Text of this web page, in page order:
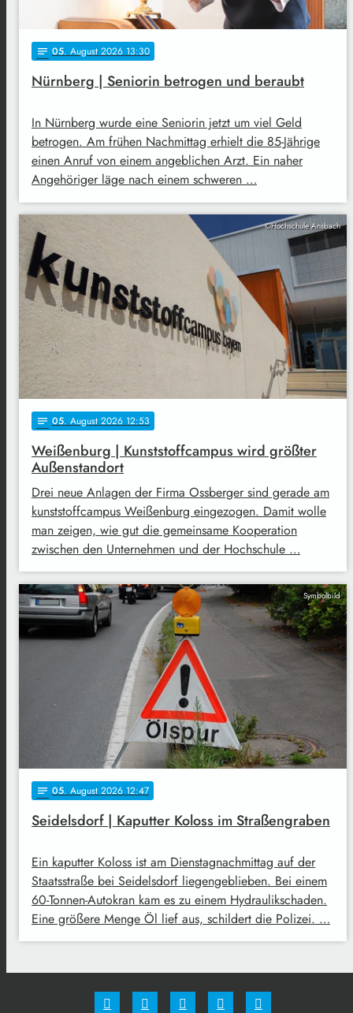
notes 05. August 2026 13:30
Nürnberg | Seniorin betrogen und beraubt
In Nürnberg wurde eine Seniorin jetzt um viel Geld
betrogen. Am frühen Nachmittag erhielt die 85-Jährige
einen Anruf von einem angeblichen Arzt. Ein naher
Angehöriger läge nach einem schweren …
©Hochschule Ansbach
notes 05. August 2026 12:53
Weißenburg | Kunststoffcampus wird größter
Außenstandort
Drei neue Anlagen der Firma Ossberger sind gerade am
kunststoffcampus Weißenburg eingezogen. Damit wolle
man zeigen, wie gut die gemeinsame Kooperation
zwischen den Unternehmen und der Hochschule …
Symbolbild
notes 05. August 2026 12:47
Seidelsdorf | Kaputter Koloss im Straßengraben
Ein kaputter Koloss ist am Dienstagnachmittag auf der
Staatsstraße bei Seidelsdorf liegengeblieben. Bei einem
60-Tonnen-Autokran kam es zu einem Hydraulikschaden.
Eine größere Menge Öl lief aus, schildert die Polizei. …